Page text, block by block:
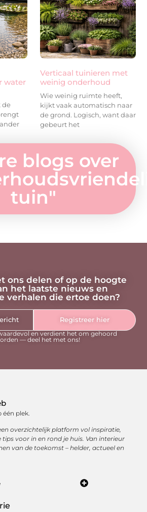
water
de
Verticaal tuinieren met
weinig onderhoud
Wie weinig ruimte heeft,
kijkt vaak automatisch naar
de grond. Logisch, want daar
gebeurt het
blogs over
tuin"
ons delen of op de hoogte
het laatste nieuws en
verhalen die ertoe doen?
Registreer hier
en verdient het om gehoord
— deel het met ons!
één plek.
overzichtelijk platform vol inspiratie,
voor in en rond je huis. Van interieur
van de toekomst – helder, actueel en